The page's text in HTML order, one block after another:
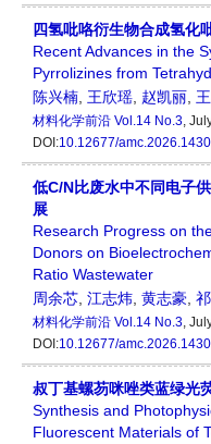
四氢吡咯衍生物合成氢化
Recent Advances in the
Pyrrolizines from
陈兴楠 王欣瑶 赵凯丽
材料化学前沿 Vol.14 No.3,
DOI:10.12677/
低C/N比废水中不同电子
展
Research Progress on
Donors on
Ratio Wastewater
周余芯 江志炜 黄志豪
材料化学前沿 Vol.14 No.3,
DOI:10.12677/
叔丁基螺芴咪唑类蓝绿光
Synthesis and
Fluorescent Materials of